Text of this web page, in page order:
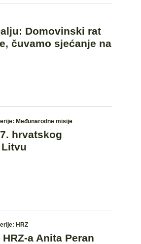
Domovinski rat
čuvamo sjećanje na
Međunarodne misije
hrvatskog
HRZ
a Anita Peran